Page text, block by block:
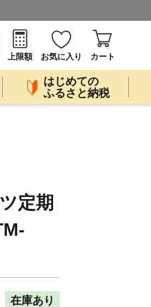
上限額
お気に入り カート
はじめての
ふるさと納税
定期
在庫あり